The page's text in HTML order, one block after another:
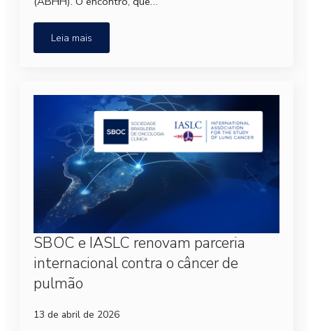
Leia mais
SBOC e IASLC renovam parceria
internacional contra o câncer de
pulmão
13 de abril de 2026